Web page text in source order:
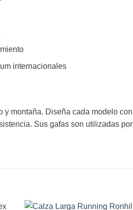
internacionales
montaña. Diseña cada modelo con
Sus gafas son utilizadas por